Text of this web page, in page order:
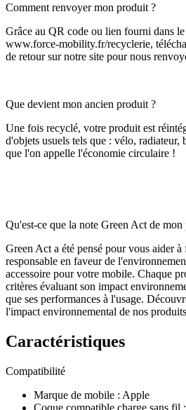
Comment renvoyer mon produit ?
Grâce au QR code ou lien fourni dans
www.force-mobility.fr/recyclerie,
de retour sur notre site pour nous
Que devient mon ancien produit ?
Une fois recyclé, votre produit est
d'objets usuels tels que : vélo,
que l'on appelle l'économie circulaire !
Qu'est-ce que la note Green Act de mon
Green Act a été pensé pour vous aider
responsable en faveur de
accessoire pour votre mobile. Chaque
critères évaluant son impact
que ses performances à l'usage.
l'impact environnemental de nos
Caractéristiques
Compatibilité
Marque de mobile : Apple
Coque compatible charge sans fil :